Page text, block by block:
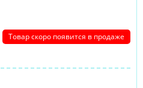
Товар скоро появится в продаже